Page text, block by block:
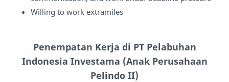
Willing to work extramiles
Penempatan Kerja di PT Pelabuhan
Indonesia Investama (Anak Perusahaan
Pelindo II)